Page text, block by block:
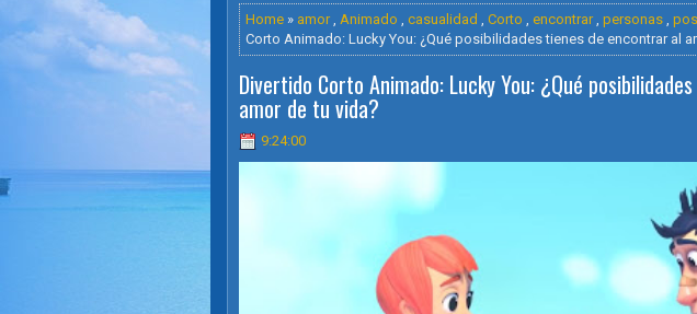
Home » amor, Animado , casualidad , Corto , encontrar, personas ,
Corto Animado: Lucky You: ¿Qué posibilidades tienes de encontrar al
Divertido Corto Animado: Lucky You: ¿Qué
amor de tu vida?
9:24:00